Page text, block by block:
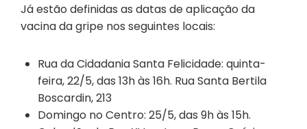
Já estão definidas as datas de aplicação da
vacina da gripe nos seguintes locais:
Rua da Cidadania Santa Felicidade: quinta-
feira, 22/5, das 13h às 16h. Rua Santa Bertila
Boscardin, 213
Domingo no Centro: 25/5, das 9h às 15h.